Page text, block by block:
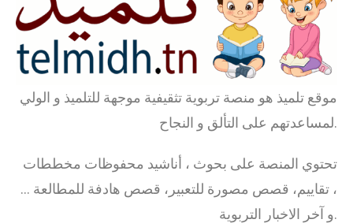
موقع تلميذ هو منصة تربوية تثقيفية موجهة للتلميذ و الولي
لمساعدتهم على التألق و النجاح.
تحتوي المنصة على بحوث ، أناشيد محفوظات مخططات
، تقاييم، قصص مصورة للتعبير، قصص هادفة للمطالعة …
و آخر الاخبار التربوية.